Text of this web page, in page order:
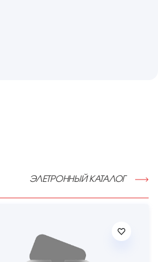
ЭЛЕТРОННЫЙ КАТАЛОГ